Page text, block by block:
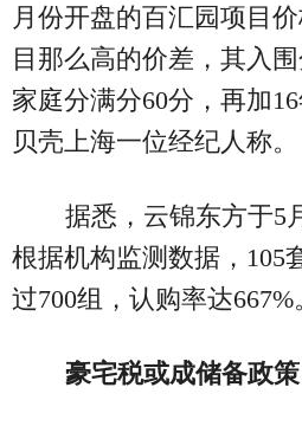
月份开盘的百汇园项目
目那么高的价差，其入
家庭分满分60分，再加
贝壳上海一位经纪人称。
据悉，云锦东方于5
根据机构监测数据，105
过700组，认购率达667%
豪宅税或成储备政策